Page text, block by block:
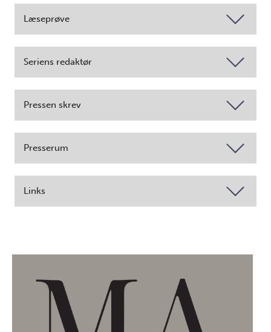
Læseprøve
Seriens redaktør
Pressen skrev
Presserum
Links